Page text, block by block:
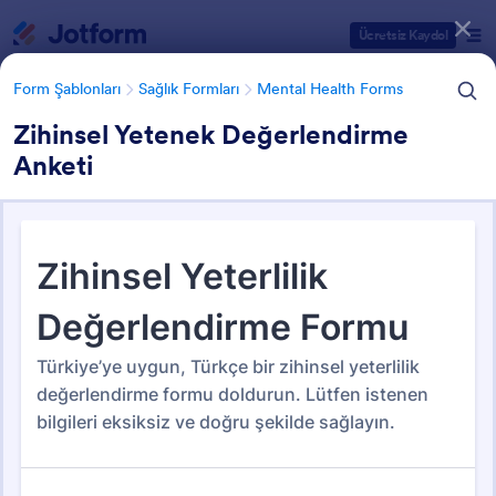
Ücretsiz Kaydol
Form Şablonları Sağlık Formları Mental Health Forms
Zihinsel Yetenek Değerlendirme
Anketi
Mental Health Forms
39 Şablon
Form Şablonu Kategorileri